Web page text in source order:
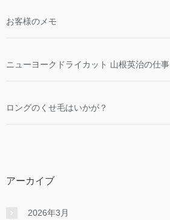
お客様のメモ
ニューヨークドライカット 山根英治の仕事
ロングのくせ毛はいかが？
アーカイブ
2026年3月